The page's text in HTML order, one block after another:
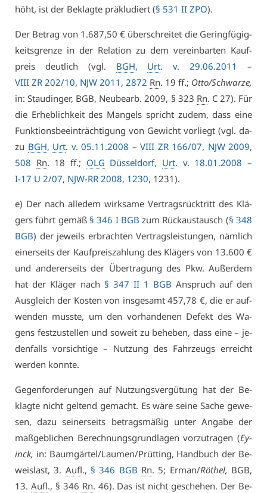
höht, ist der Be­klag­te präk­lu­diert (§ 531 II ZPO).
Der Be­trag von 1.687,50 € über­schrei­tet die Ge­ring­fü­gig­
keits­gren­ze in der Re­la­ti­on zu dem ver­ein­bar­ten Kauf­
preis deut­lich (vgl. BGH, Urt. v. 29.06.2011 –
VI­II ZR 202/10, NJW 2011, 2872 Rn. 19 ff.; Ot­to/Schwar­ze,
in: Stau­din­ger, BGB, Neu­be­arb. 2009, § 323 Rn. C 27). Für
die Er­heb­lich­keit des Man­gels spricht zu­dem, dass ei­ne
Funk­ti­ons­be­ein­träch­ti­gung von Ge­wicht vor­liegt (vgl. da­
zu BGH, Urt. v. 05.11.2008 – VI­II ZR 166/07, NJW 2009,
508 Rn. 18 ff.; OLG Düs­sel­dorf, Urt. v. 18.01.2008 –
I-17 U 2/07, NJW-RR 2008, 1230, 1231).
e) Der nach al­le­dem wirk­sa­me Ver­trags­rück­tritt des Klä­
gers führt ge­mäß § 346 I BGB zum Rück­aus­tausch (§ 348
BGB) der je­weils er­brach­ten Ver­trags­leis­tun­gen, näm­lich
ei­ner­seits der Kauf­preis­zah­lung des Klä­gers von 13.600 €
und an­de­rer­seits der Über­tra­gung des Pkw. Au­ßer­dem
hat der Klä­ger nach § 347 II 1 BGB An­spruch auf den
Aus­gleich der Kos­ten von ins­ge­samt 457,78 €, die er auf­
wen­den muss­te, um den vor­han­de­nen De­fekt des Wa­
gens fest­zu­stel­len und so­weit zu be­he­ben, dass ei­ne – je­
den­falls vor­sich­ti­ge – Nut­zung des Fahr­zeugs er­reicht
wer­den konn­te.
Ge­gen­for­de­run­gen auf Nut­zungs­ver­gü­tung hat der Be­
klag­te nicht gel­tend ge­macht. Es wä­re sei­ne Sa­che ge­we­
sen, da­zu sei­ner­seits be­trags­mä­ßig un­ter An­ga­be der
maß­geb­li­chen Be­rech­nungs­grund­la­gen vor­zu­tra­gen (Ey­
inck, in: Baum­gär­tel/Lau­men/Prüt­ting, Hand­buch der Be­
weis­last, 3. Aufl., § 346 BGB Rn. 5; Er­man/Rö­thel, BGB,
13. Aufl., § 346 Rn. 46). Das ist nicht ge­sche­hen. Der Be­